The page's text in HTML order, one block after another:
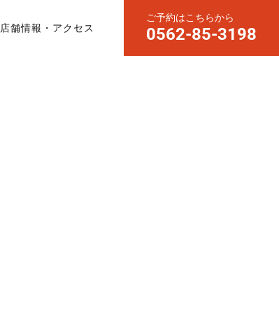
店舗情報・アクセス
ご予約はこちらから
0562-85-3198